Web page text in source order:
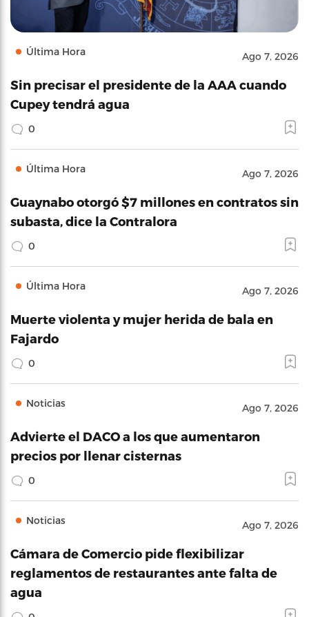
Última Hora Ago 7, 2026
Sin precisar el presidente de la AAA cuando
Cupey tendrá agua
0
Última Hora Ago 7, 2026
Guaynabo otorgó $7 millones en contratos sin
subasta, dice la Contralora
0
Última Hora Ago 7, 2026
Muerte violenta y mujer herida de bala en
Fajardo
0
Noticias Ago 7, 2026
Advierte el DACO a los que aumentaron
precios por llenar cisternas
0
Noticias Ago 7, 2026
Cámara de Comercio pide flexibilizar
reglamentos de restaurantes ante falta de
agua